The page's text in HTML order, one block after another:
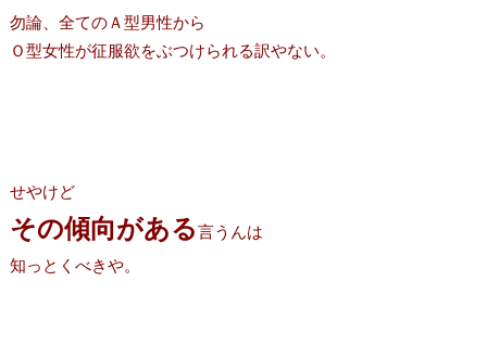
勿論、全てのＡ型男性から
Ｏ型女性が征服欲をぶつけられる訳やない。
せやけど
その傾向がある言うんは
知っとくべきや。